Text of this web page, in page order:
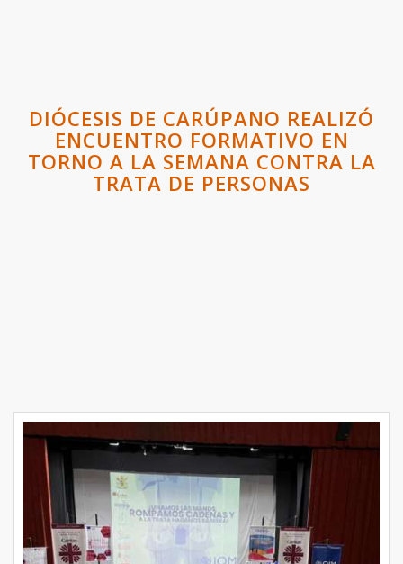
DIÓCESIS DE CARÚPANO REALIZÓ
ENCUENTRO FORMATIVO EN
TORNO A LA SEMANA CONTRA LA
TRATA DE PERSONAS